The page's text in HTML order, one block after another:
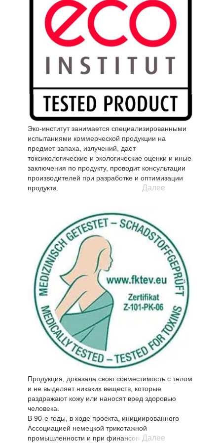
принадлежности с волокном Аутласт оптимально
адаптируются под индивидуальные потребности
человека в тепле и не допускают перегрева или
переохлаждения во время сна.
Вискоза Аутласт вбирает в себя излишнее тепло
исходящее от тела спящего, сохраняет его и
происходит постоянный тепловой кругооборот,
температура которого постоянно регулируется.
Эко-институт занимается специализированными
испытаниями коммерческой продукции на
предмет запаха, излучений, дает
токсикологические и экологические оценки и иные
заключения по продукту, проводит консультации
производителей при разработке и оптимизации
продукта.
латексом было подтверждено, что натуральный
латекс в изделиях содержит не менее 85%
натурального каучука и является экологически
чистым продуктом, не выделяющим
формальдегидов, химический или иной
запах. Изделие имеет природный запах
натурального латекса.
Испытание запаха проведено согласно ISO
16000-28 и VDA 270, измерение выделения
формальдегида согласно EN 717-1 и En 717-3.
Далее
Продукция, доказала свою совместимость с телом
и не выделяет никаких веществ, которые
раздражают кожу или наносят вред здоровью
человека.
В 90-е годы, в ходе проекта, инициированного
Ассоциацией немецкой трикотажной
промышленности и при финансовой поддержке
Далее